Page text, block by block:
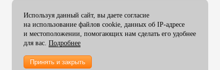
Принимаем к оплате
2007-26 ArtexGroup |
Используя данный сайт, вы даете согласие
на использование файлов cookie, данных об IP-адресе
и местоположении, помогающих нам сделать его удобнее
для вас. Подробнее
Принять и закрыть